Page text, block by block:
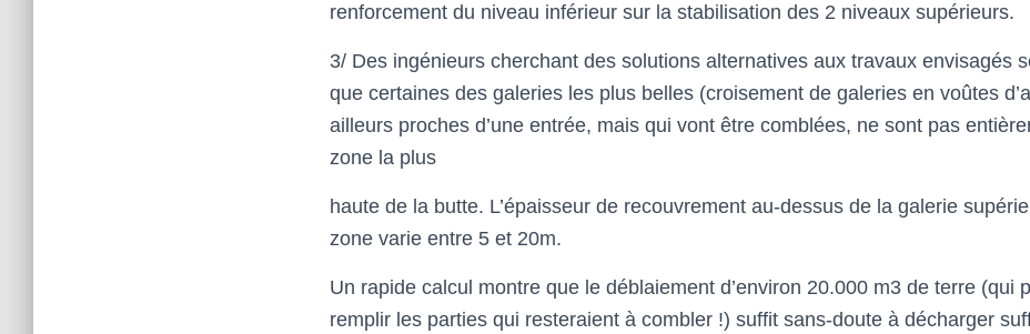
renforcement du niveau inférieur sur la stabilisation des 2 niveaux supérieurs.
3/ Des ingénieurs cherchant des solutions alternatives aux travaux envisagés
que certaines des galeries les plus belles (croisement de galeries en voûtes
ailleurs proches d’une entrée, mais qui vont être comblées, ne sont pas
zone la plus
haute de la butte. L’épaisseur de recouvrement au-dessus de la galerie
zone varie entre 5 et 20m.
Un rapide calcul montre que le déblaiement d’environ 20.000 m3 de terre (qui
remplir les parties qui resteraient à combler !) suffit sans-doute à décharger